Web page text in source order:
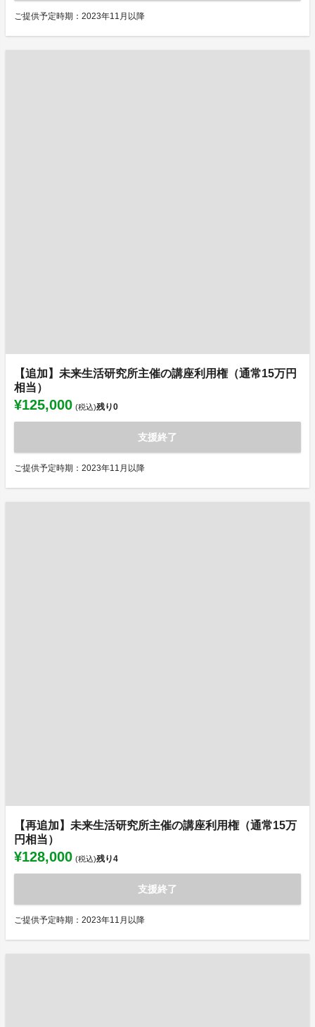
ご提供予定時期：2023年11月以降
【追加】未来生活研究所主催の講座利用権（通常15万円
相当）
¥125,000 (税込)残り0
支援終了
ご提供予定時期：2023年11月以降
【再追加】未来生活研究所主催の講座利用権（通常15万
円相当）
¥128,000 (税込)残り4
支援終了
ご提供予定時期：2023年11月以降